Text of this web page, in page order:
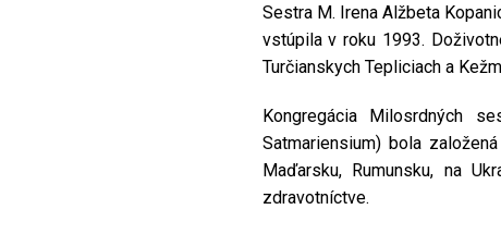
Sestra M. Irena Alžbeta
vstúpila v roku 1993.
Turčianskych Tepliciach a
Kongregácia Milosrdných
Satmariensium) bola
Maďarsku, Rumunsku, na
zdravotníctve.